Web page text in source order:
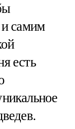
самим
есть